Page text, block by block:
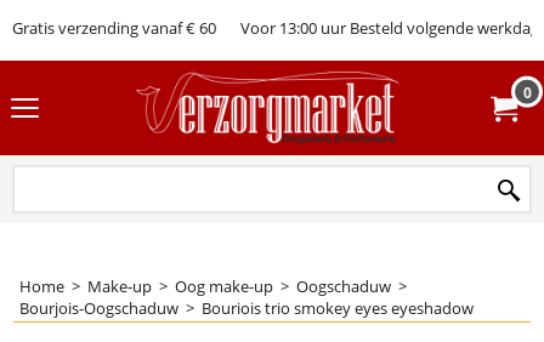
Gratis verzending vanaf € 60 Voor 13:00 uur Besteld volgende werkdag
0
Home > Make-up > Oog make-up > Oogschaduw >
Bourjois-Oogschaduw > Bouriois trio smokey eyes eyeshadow